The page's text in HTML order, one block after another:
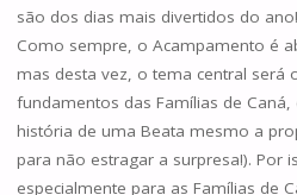
são dos dias mais divertidos do ano!
Como sempre, o Acampamento é
mas desta vez, o tema central será
fundamentos das Famílias de
história de uma Beata mesmo a
para não estragar a surpresa!). Por
especialmente para as Famílias de